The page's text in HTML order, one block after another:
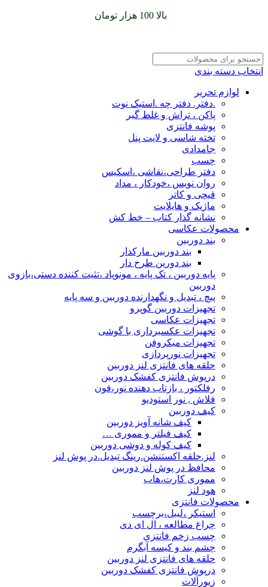
بالا 100 هزار تومان
انتخاب دسته بندی
لوازم تحریر
.دفتر. دفتر چه .استیک نوت
پاکن ، تراش و غلط گیر
پوشه فانتزی
تخته شاسی و لایت پنل
جامدادی
چسب
دفتر طراحی،نقاشی ،اسکیس
روان نویس ،خودکار ، مداد
قیچی و کاتر
ماژیک و هایلایت
نشانه گذار کتاب – خط کش
محصولات عکاسی
بند دوربین
بند دوربین مارکدار
بند دورین طرح دار
پایه دوربین ، تک پایه ، مونوپاد ،تثیت کننده دستی،بازوی
دوربین
پیچ ، تبدیل و نگهدارنده دوربین و سه پایه
تجهیزات دوربین گوپرو
تجهیزات عکاسی
تجهیزات عکسبرداری با گوشی
تجهیزات میکروفن
تجهیزات نورپردازی
حلقه های فانتزی لنز دوربین
درپوش فانتزی کفشک دوربین
رفلکتور ، بازتاب دهنده نور،فون
فلاش , نور استودیو
کیف دوربین
کیف شانه آویز دوربین
کیف فیلتر و مموری …
کیف کوله و دوشی دوربین
لنز.حلقه اکستنشن.رینگ تبدیل.در پوش لنز
محافظ در پوش لنز دوربین
مموری کارت،هاب
هود لنز
محصولات فانتزی
استیکر ،لیبل،برچسب
چراغ مطالعه ، ال ای دی
چسب زخم فانتزی
چشم بند و کیسه آبگرم
حلقه های فانتزی لنز دوربین
درپوش فانتزی کفشک دوربین
زیورآلات